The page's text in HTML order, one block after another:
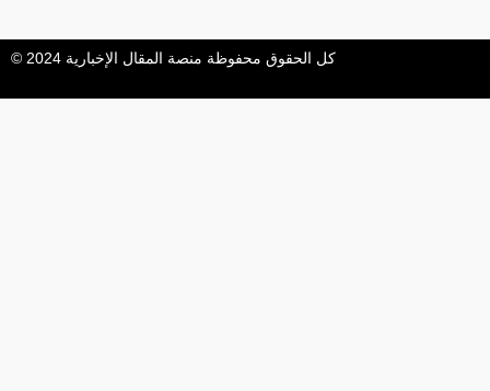
كل الحقوق محفوظة منصة المقال الإخبارية 2024 ©